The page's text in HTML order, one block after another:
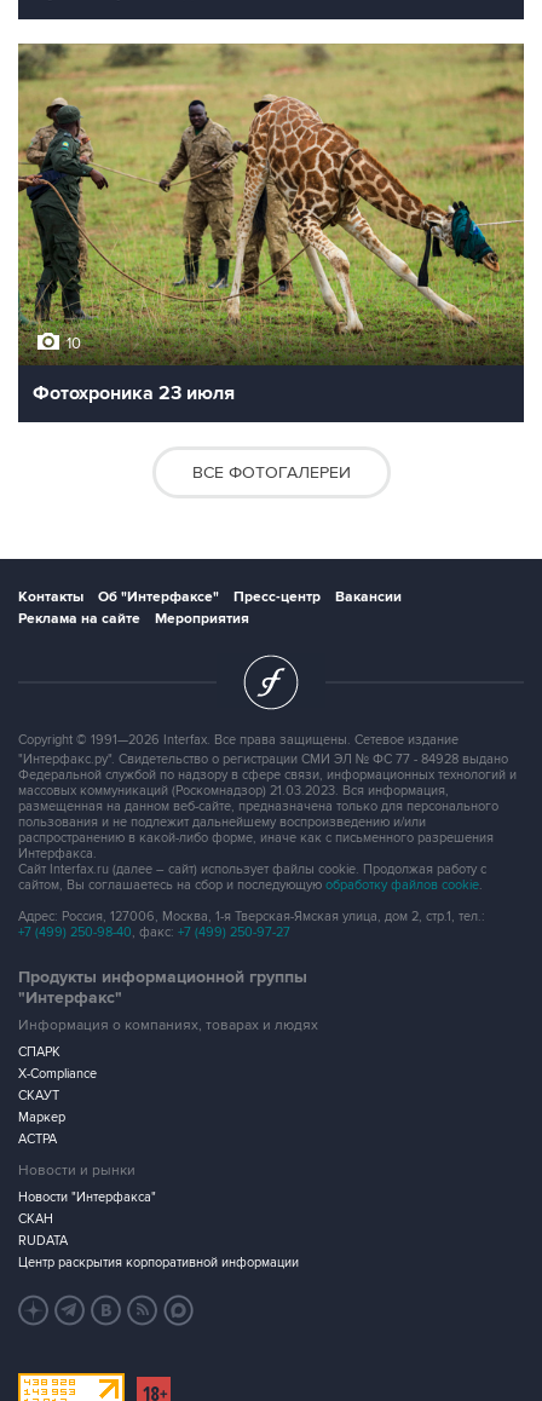
10
Фотохроника 23 июля
ВСЕ ФОТОГАЛЕРЕИ
Контакты Об "Интерфаксе" Пресс-центр
Вакансии
Реклама на сайте
Мероприятия
Copyright © 1991—2026 Interfax. Все права защищены. Сетевое издание
"Интерфакс.ру". Свидетельство о регистрации СМИ ЭЛ № ФС 77 - 84928 выдано
Федеральной службой по надзору в сфере связи, информационных технологий и
массовых коммуникаций (Роскомнадзор) 21.03.2023. Вся информация,
размещенная на данном веб-сайте, предназначена только для персонального
пользования и не подлежит дальнейшему воспроизведению и/или
распространению в какой-либо форме, иначе как с письменного разрешения
Интерфакса.
Сайт Interfax.ru (далее – сайт) использует файлы cookie. Продолжая работу с
сайтом, Вы соглашаетесь на сбор и последующую обработку файлов cookie.
Адрес: Россия, 127006, Москва, 1-я Тверская-Ямская улица, дом 2, стр.1, тел.:
+7 (499) 250-98-40, факс: +7 (499) 250-97-27
Продукты информационной группы
"Интерфакс"
Информация о компаниях, товарах и людях
СПАРК
X-Compliance
СКАУТ
Маркер
АСТРА
Новости и рынки
Новости "Интерфакса"
СКАН
RUDATA
Центр раскрытия корпоративной информации